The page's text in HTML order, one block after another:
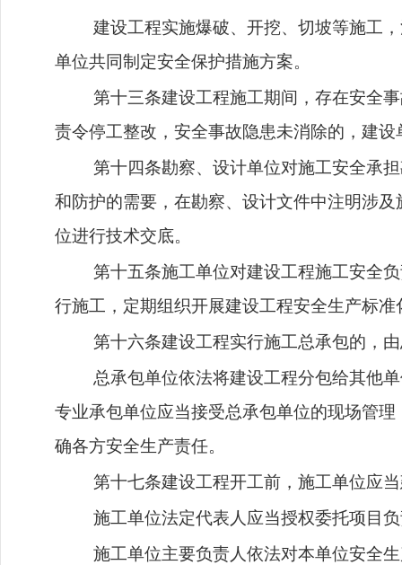
建设工程实施爆破、开挖、切坡等施工
单位共同制定安全保护措施方案。
第十三条建设工程施工期间，存在安全
责令停工整改，安全事故隐患未消除的，建
第十四条勘察、设计单位对施工安全承
和防护的需要，在勘察、设计文件中注明涉
位进行技术交底。
第十五条施工单位对建设工程施工安全
行施工，定期组织开展建设工程安全生产标
第十六条建设工程实行施工总承包的，
总承包单位依法将建设工程分包给其他
专业承包单位应当接受总承包单位的现场管
确各方安全生产责任。
第十七条建设工程开工前，施工单位应
施工单位法定代表人应当授权委托项目
施工单位主要负责人依法对本单位安全